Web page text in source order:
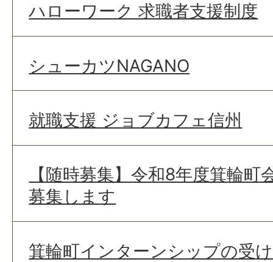
ハローワーク 求職者支援制度
シューカツNAGANO
就職支援 ジョブカフェ信州
【随時募集】令和8年度箕輪町
募集します
箕輪町インターンシップの受